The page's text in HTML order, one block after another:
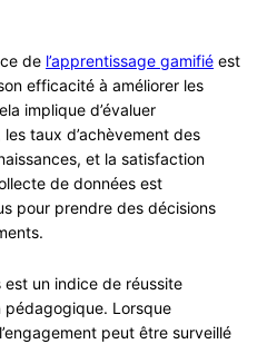
de l’apprentissage gamifié est
efficacité à améliorer les
implique d’évaluer
taux d’achèvement des
et la satisfaction
de données est
pour prendre des décisions
est un indice de réussite
pédagogique. Lorsque
peut être surveillé